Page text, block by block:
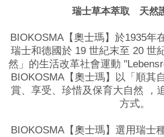
瑞士草本萃取 天然
BIOKOSMA【奧士瑪】於1935年
瑞士和德國於 19 世紀末至 20 世
然」的生活改革社會運動
BIOKOSMA【奧士瑪】以「順其
賞、享受、珍惜及保育大自然 ，
方式。
BIOKOSMA【奧士瑪】選用瑞士